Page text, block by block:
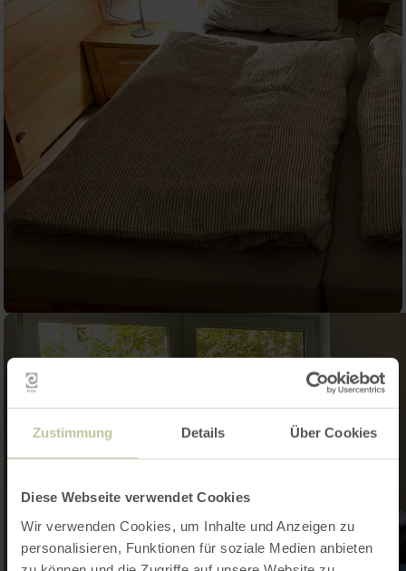
Zustimmung Details Über Cookies
Diese Webseite verwendet Cookies
Wir verwenden Cookies, um Inhalte und Anzeigen zu
personalisieren, Funktionen für soziale Medien anbieten